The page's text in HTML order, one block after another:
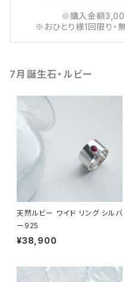
※購入金額
※おひとり様1回限り・
7月誕生石・ルビー
天然ルビー ワイド リング シルバ
ー925
¥38,900